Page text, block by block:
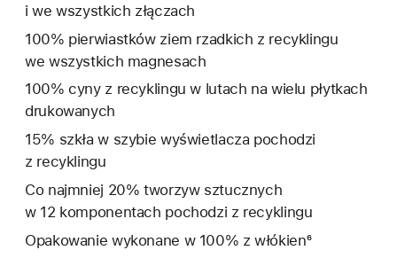
i we wszystkich złączach
100% pierwiastków ziem rzadkich z recyklingu
we wszystkich magnesach
100% cyny z recyklingu w lutach na wielu płytkach
drukowanych
15% szkła w szybie wyświetlacza pochodzi
z recyklingu
Co najmniej 20% tworzyw sztucznych
w 12 komponentach pochodzi z recyklingu
Opakowanie wykonane w 100% z włókien⁶